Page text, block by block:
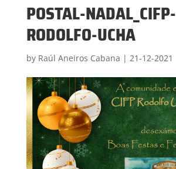
POSTAL-NADAL_CIFP-
RODOLFO-UCHA
by Raúl Aneiros Cabana | 21-12-2021